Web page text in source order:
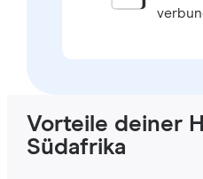
Vorteile deiner
Südafrika